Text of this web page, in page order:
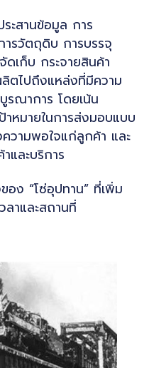
ะสานข้อมูล การ
รวัตถุดิบ การบรรจุ
เก็บ กระจายสินค้า
ตไปถึงแหล่งที่มีความ
รณาการ โดยเน้น
าหมายในการส่งมอบแบบ
วามพอใจแก่ลูกค้า และ
และบริการ
อง “โซ่อุปทาน” ที่เพิ่ม
ลาและสถานที่